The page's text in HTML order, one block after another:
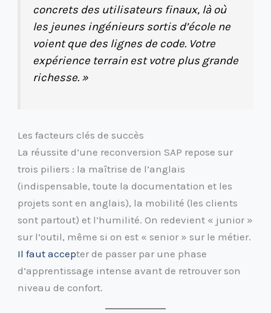
concrets des utilisateurs finaux, là où
les jeunes ingénieurs sortis d’école ne
voient que des lignes de code. Votre
expérience terrain est votre plus grande
richesse. »
Les facteurs clés de succès
La réussite d’une reconversion SAP repose sur
trois piliers : la maîtrise de l’anglais
(indispensable, toute la documentation et les
projets sont en anglais), la mobilité (les clients
sont partout) et l’humilité. On redevient « junior »
sur l’outil, même si on est « senior » sur le métier.
Il faut accepter de passer par une phase
d’apprentissage intense avant de retrouver son
niveau de confort.